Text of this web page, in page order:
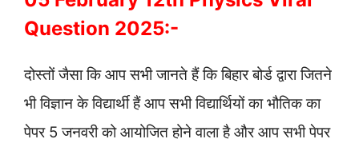
Question 2025:-
दोस्तों जैसा कि आप सभी जानते हैं कि बिहार बोर्ड द्वारा जितने
भी विज्ञान के विद्यार्थी हैं आप सभी विद्यार्थियों का भौतिक का
पेपर 5 जनवरी को आयोजित होने वाला है और आप सभी पेपर